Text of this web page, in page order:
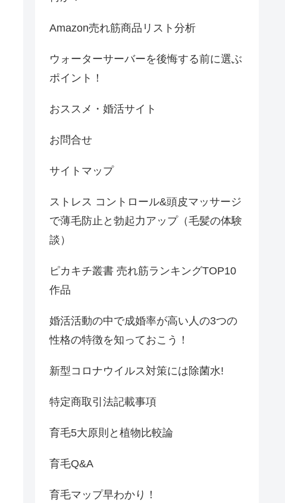
Amazon売れ筋商品リスト分析
ウォーターサーバーを後悔する前に選ぶ
ポイント！
おススメ・婚活サイト
お問合せ
サイトマップ
ストレス コントロール&頭皮マッサージ
で薄毛防止と勃起力アップ（毛髪の体験
談）
ピカキチ叢書 売れ筋ランキングTOP10
作品
婚活活動の中で成婚率が高い人の3つの
性格の特徴を知っておこう！
新型コロナウイルス対策には除菌水!
特定商取引法記載事項
育毛5大原則と植物比較論
育毛Q&A
育毛マップ早わかり！